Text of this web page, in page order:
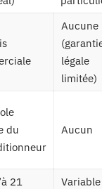
Aucune
légale
limitée)
du
Aucun
21